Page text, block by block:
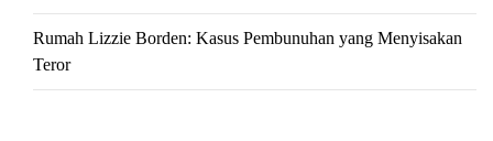
Rumah Lizzie Borden: Kasus Pembunuhan yang Menyisakan
Teror